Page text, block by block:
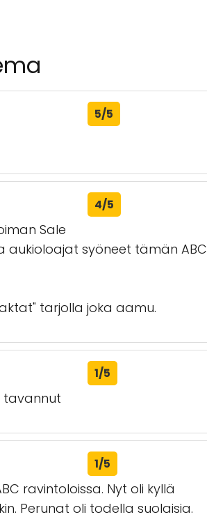
5/5
4/5
Sale
aukioloajat syöneet tämän ABC
tarjolla joka aamu.
1/5
tavannut
1/5
ravintoloissa. Nyt oli kyllä
Perunat oli todella suolaisia.